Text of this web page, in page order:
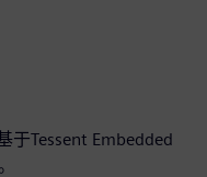
于Tessent Embedded